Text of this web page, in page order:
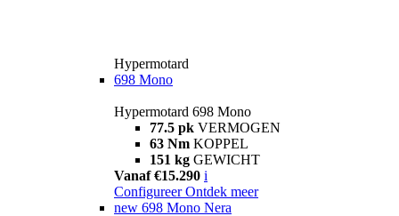
Hypermotard
698 Mono
Hypermotard 698 Mono
77.5 pk VERMOGEN
63 Nm KOPPEL
151 kg GEWICHT
Vanaf €15.290 i
Configureer Ontdek meer
new 698 Mono Nera